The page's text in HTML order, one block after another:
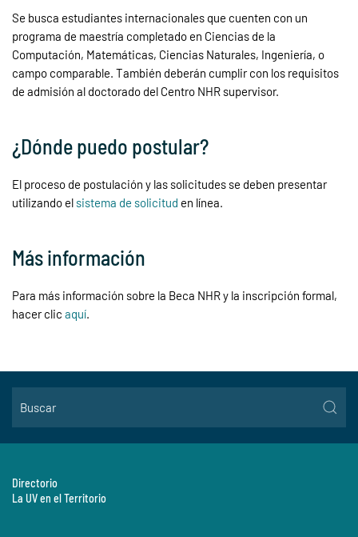
Se busca estudiantes internacionales que cuenten con un
programa de maestría completado en Ciencias de la
Computación, Matemáticas, Ciencias Naturales, Ingeniería, o
campo comparable. También deberán cumplir con los requisitos
de admisión al doctorado del Centro NHR supervisor.
¿Dónde puedo postular?
El proceso de postulación y las solicitudes se deben presentar
utilizando el sistema de solicitud en línea.
Más información
Para más información sobre la Beca NHR y la inscripción formal,
hacer clic aquí.
Directorio
La UV en el Territorio